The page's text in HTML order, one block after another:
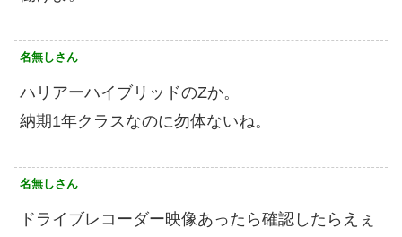
名無しさん
ハリアーハイブリッドのZか。
納期1年クラスなのに勿体ないね。
名無しさん
ドライブレコーダー映像あったら確認したらえぇ